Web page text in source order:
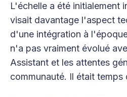
L'échelle a été initialement
visait davantage l'aspect
d'une intégration à
n'a pas vraiment évolué
Assistant et les attentes
communauté. Il était temps